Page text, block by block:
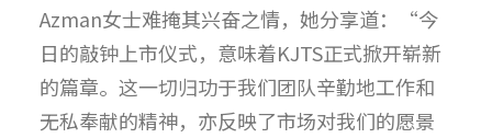
Azman女士难掩其兴奋之情，她分享道：“今
日的敲钟上市仪式，意味着KJTS正式掀开崭新
的篇章。这一切归功于我们团队辛勤地工作和
无私奉献的精神，亦反映了市场对我们的愿景